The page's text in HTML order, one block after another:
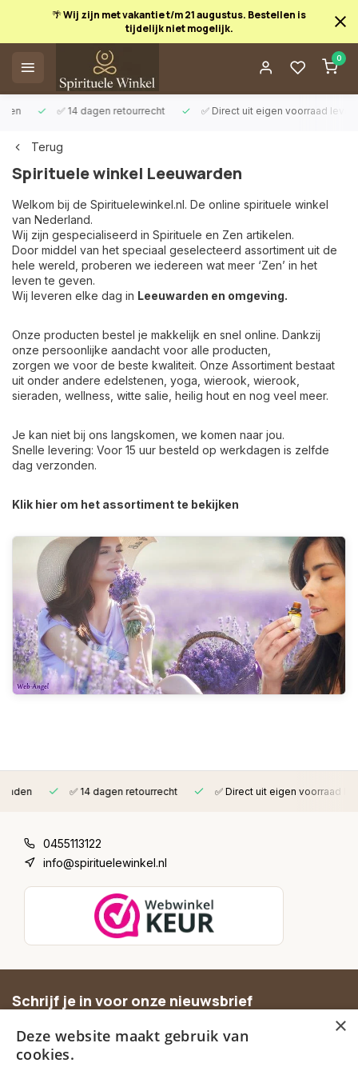
🌴 Wij zijn met vakantie t/m 21 augustus. Bestellen is
tijdelijk niet mogelijk.
0
✅ 14 dagen retourrecht ✅ Direct uit eigen voorraad leverbaar
Terug
Spirituele winkel Leeuwarden
Welkom bij de Spirituelewinkel.nl. De online spirituele winkel
van Nederland.
Wij zijn gespecialiseerd in Spirituele en Zen artikelen.
Door middel van het speciaal geselecteerd assortiment uit de
hele wereld, proberen we iedereen wat meer ‘Zen’ in het
leven te geven.
Wij leveren elke dag in Leeuwarden en omgeving.
Onze producten bestel je makkelijk en snel online. Dankzij
onze persoonlijke aandacht voor alle producten,
zorgen we voor de beste kwaliteit. Onze Assortiment bestaat
uit onder andere edelstenen, yoga, wierook, wierook,
sieraden, wellness, witte salie, heilig hout en nog veel meer.
Je kan niet bij ons langskomen, we komen naar jou.
Snelle levering: Voor 15 uur besteld op werkdagen is zelfde
dag verzonden.
Klik hier om het assortiment te bekijken
✅ 14 dagen retourrecht ✅ Direct uit eigen voorraad leverbaar
0455113122
info@spirituelewinkel.nl
Schrijf je in voor onze nieuwsbrief
aanbiedingen.
×
Deze website maakt gebruik van
cookies.